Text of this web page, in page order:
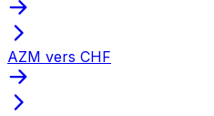
AZM vers CHF